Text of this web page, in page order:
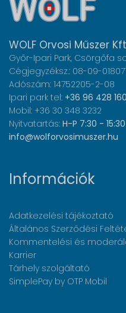
WOLF Orvosi Műszer
Győr-Ipari Park, Csörgőfa
Cégjegyzéksz.: 08-09-
Adószám: 14752205-2-08
Ipari park tel: +36 96 428 160
Mobil: +36 30 348 3232
Nyitvatartás: H-P 7:30 - 15:30
info@wolforvosimuszer.hu
Információk
Adatkezelési tájékoztató
Általános Szerződési
Kommentelési és
Karrier
Tárhely szolgáltató
SimplePay by OTP Mobil